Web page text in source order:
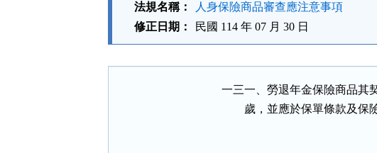
法規名稱：
人身保險商品審查應注意事項
修正日期：
民國 114 年 07 月 30 日
一三一、勞退年金保險商品其
歲，並應於保單條款及保